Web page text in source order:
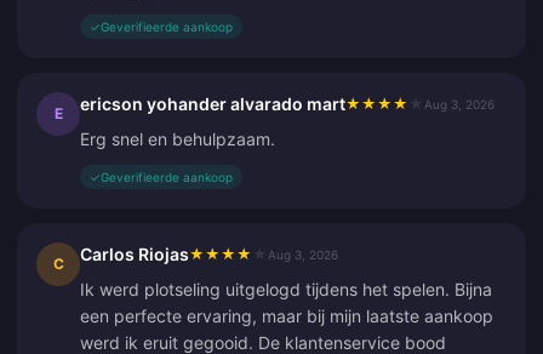
✓Geverifieerde aankoop
E ericson yohander alvarado mart★ ★ ★ ★ Aug 3, 2026
Erg snel en behulpzaam.
✓Geverifieerde aankoop
C Carlos Riojas★ ★ ★ ★ Aug 3, 2026
Ik werd plotseling uitgelogd tijdens het spelen. Bijna
een perfecte ervaring, maar bij mijn laatste aankoop
werd ik eruit gegooid. De klantenservice bood